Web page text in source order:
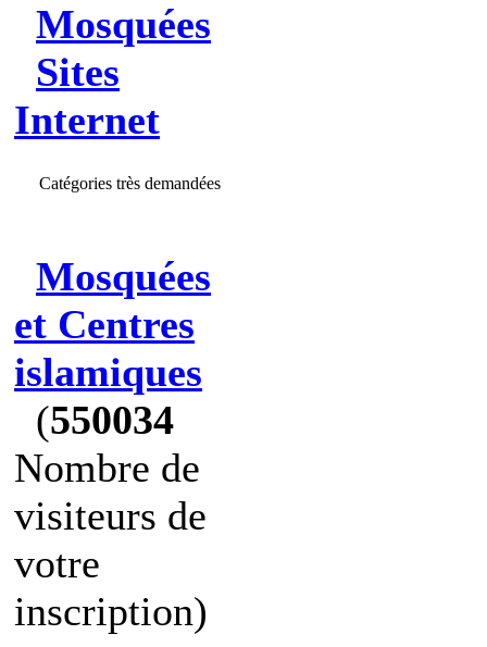
Mosquées
Sites
Internet
Catégories très demandées
Mosquées
et Centres
islamiques
(550034
Nombre de
visiteurs de
votre
inscription)